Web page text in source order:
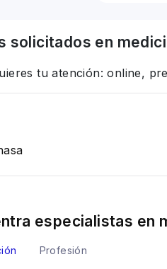
solicitados en
tu atención: online,
especialistas en
Profesión